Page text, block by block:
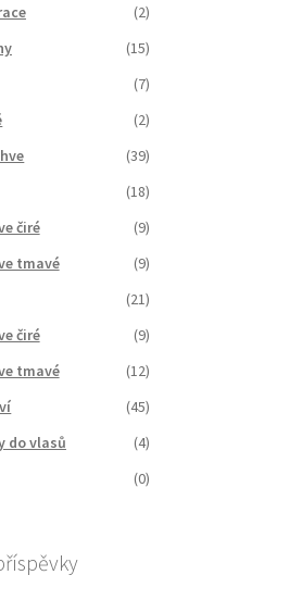
(2)
(15)
(7)
(2)
(39)
(18)
čiré
(9)
tmavé
(9)
(21)
čiré
(9)
tmavé
(12)
(45)
do vlasů
(4)
(0)